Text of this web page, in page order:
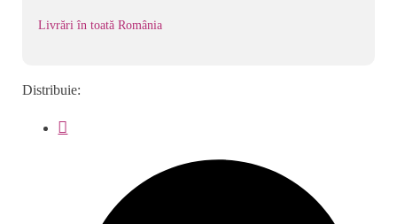
Livrări în toată România
Distribuie: